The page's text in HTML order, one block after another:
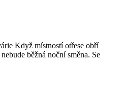
Když místností otřese obří
běžná noční směna. Se